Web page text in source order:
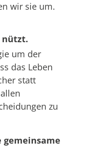
wir sie um.
nützt.
um der
das Leben
statt
zu
gemeinsame